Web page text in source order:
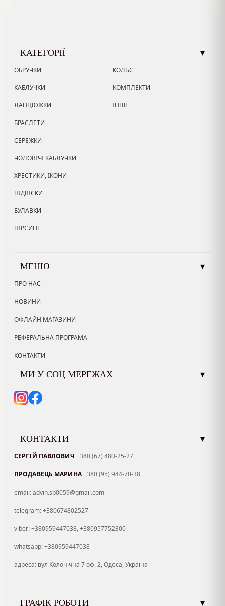
КАТЕГОРІЇ ▾
ОБРУЧКИ
КАБЛУЧКИ
ЛАНЦЮЖКИ
БРАСЛЕТИ
СЕРЕЖКИ
ЧОЛОВІЧІ КАБЛУЧКИ
ХРЕСТИКИ, ІКОНИ
ПІДВІСКИ
БУЛАВКИ
ПІРСИНГ
КОЛЬЄ
КОМПЛЕКТИ
ІНШЕ
МЕНЮ ▾
ПРО НАС
НОВИНИ
ОФЛАЙН МАГАЗИНИ
РЕФЕРАЛЬНА ПРОГРАМА
КОНТАКТИ
МИ У СОЦ МЕРЕЖАХ ▾
КОНТАКТИ ▾
СЕРГІЙ ПАВЛОВИЧ +380 (67) 480-25-27
ПРОДАВЕЦЬ МАРИНА+380 (95) 944-70-38
email: advin.sp0059@gmail.com
telegram: +380674802527
viber: +380959447038, +380957752300
whatsapp: +380959447038
адреса: вул Колонічна 7 оф. 2, Одеса, Україна
ГРАФІК РОБОТИ ▾